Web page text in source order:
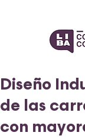
Diseño
de las
con